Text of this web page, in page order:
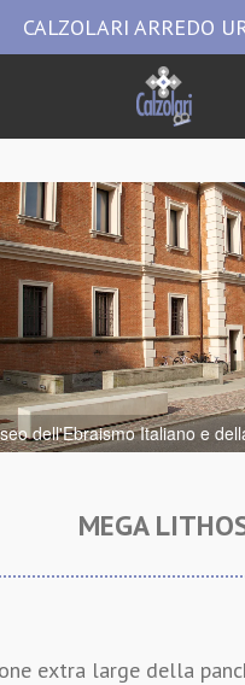
CALZOLARI ARREDO
dell'Ebraismo Italiano e
MEGA
extra large della